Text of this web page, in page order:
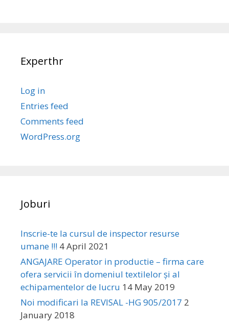
Experthr
Log in
Entries feed
Comments feed
WordPress.org
Joburi
Inscrie-te la cursul de inspector resurse
umane !!! 4 April 2021
ANGAJARE Operator in productie – firma care
ofera servicii în domeniul textilelor și al
echipamentelor de lucru 14 May 2019
Noi modificari la REVISAL -HG 905/2017 2
January 2018